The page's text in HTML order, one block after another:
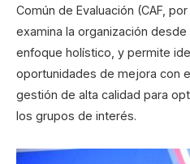
Común de Evaluación (CAF,
examina la organización
enfoque holístico, y permite
oportunidades de mejora con
gestión de alta calidad para
los grupos de interés.